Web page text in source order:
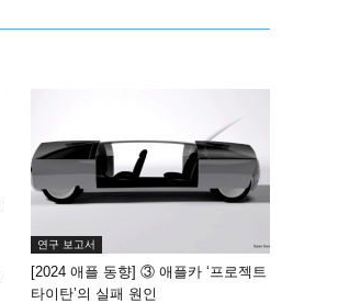
연구 보고서
[2024 애플 동향] ③ 애플카 ‘프로젝트
타이탄’의 실패 원인